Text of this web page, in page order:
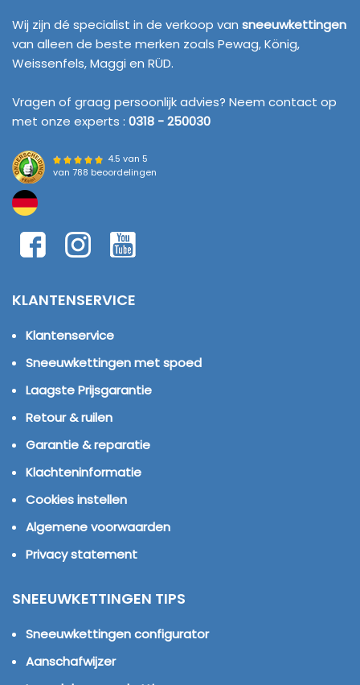
Wij zijn dé specialist in de verkoop van sneeuwkettingen
van alleen de beste merken zoals Pewag, König,
Weissenfels, Maggi en RÜD.
Vragen of graag persoonlijk advies? Neem contact op
met onze experts : 0318 - 250030
4.5 van 5
van 788 beoordelingen
KLANTENSERVICE
Klantenservice
Sneeuwkettingen met spoed
Laagste Prijsgarantie
Retour & ruilen
Garantie & reparatie
Klachteninformatie
Cookies instellen
Algemene voorwaarden
Privacy statement
SNEEUWKETTINGEN TIPS
Sneeuwkettingen configurator
Aanschafwijzer